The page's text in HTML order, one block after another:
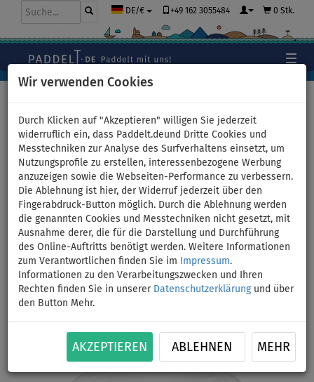
Wir verwenden Cookies
Durch Klicken auf "Akzeptieren" willigen Sie jederzeit
widerruflich ein, dass Paddelt.deund Dritte Cookies und
Messtechniken zur Analyse des Surfverhaltens einsetzt, um
Nutzungsprofile zu erstellen, interessenbezogene Werbung
anzuzeigen sowie die Webseiten-Performance zu verbessern.
Die Ablehnung ist hier, der Widerruf jederzeit über den
Fingerabdruck-Button möglich. Durch die Ablehnung werden
die genannten Cookies und Messtechniken nicht gesetzt, mit
Ausnahme derer, die für die Darstellung und Durchführung
des Online-Auftritts benötigt werden. Weitere Informationen
zum Verantwortlichen finden Sie im
Impressum.
Informationen zu den Verarbeitungszwecken und Ihren
Rechten finden Sie in unserer Datenschutzerklärungund über
den Button Mehr.
AKZEPTIEREN ABLEHNEN MEHR
DE/€ +49 162 3055484 0 Stk.
T-Shirt Damen
PADDLEBOARDING STAMP
WHITE Lycra langarm - Größe:
XS
BIS
-8 %
Previous Next